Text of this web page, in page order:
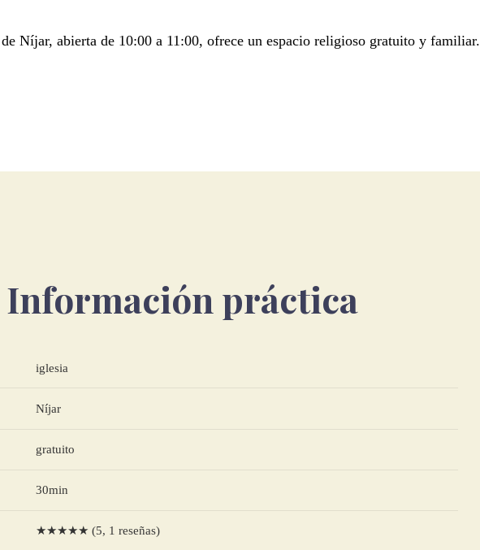
Níjar, abierta de 10:00 a 11:00, ofrece un espacio religioso gratuito y familiar.
Información práctica
iglesia
Níjar
gratuito
30min
★★★★★ (5, 1 reseñas)